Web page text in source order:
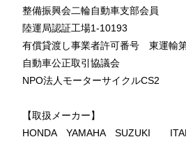
整備振興会二輪自動車支部会員
陸運局認証工場1-10193
有償貸渡し事業者許可番号 東運輸
自動車公正取引協議会
NPO法人モーターサイクルCS2
【取扱メーカー】
HONDA YAMAHA SUZUKI